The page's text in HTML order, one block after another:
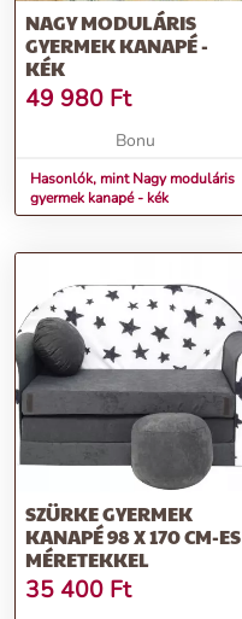
NAGY MODULÁRIS
GYERMEK KANAPÉ -
KÉK
49 980 Ft
Bonu
Hasonlók, mint Nagy moduláris
gyermek kanapé - kék
SZÜRKE GYERMEK
KANAPÉ 98 X 170 CM-ES
MÉRETEKKEL
35 400 Ft